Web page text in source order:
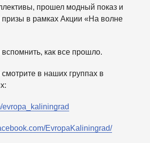
прошел модный показ и
в рамках Акции «На волне
как все прошло.
в наших группах в
evropa_kaliningrad
EvropaKaliningrad/